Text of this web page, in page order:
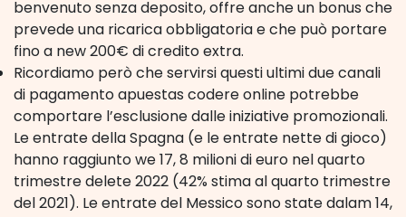
benvenuto senza deposito, offre anche un bonus che
prevede una ricarica obbligatoria e che può portare
fino a new 200€ di credito extra.
Ricordiamo però che servirsi questi ultimi due canali
di pagamento apuestas codere online potrebbe
comportare l’esclusione dalle iniziative promozionali.
Le entrate della Spagna (e le entrate nette di gioco)
hanno raggiunto we 17, 8 milioni di euro nel quarto
trimestre delete 2022 (42% stima al quarto trimestre
del 2021). Le entrate del Messico sono state dalam 14,